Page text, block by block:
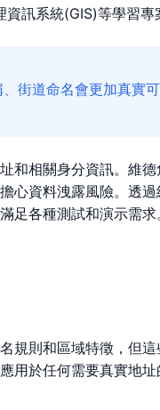
訊系統(GIS)等學習專
街道命名會更加真實
和相關身分資訊。維德
心資料洩露風險。透
足各種測試和演示需求
規則和區域特徵，但這
用於任何需要真實地址